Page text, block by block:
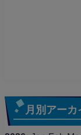
月別アーカ